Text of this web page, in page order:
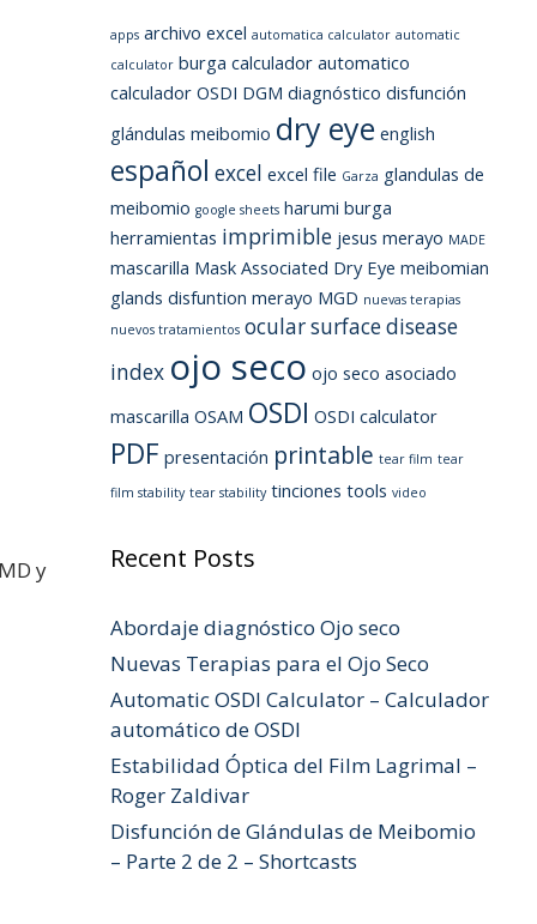
y
apps archivo excel automatica calculator automatic
calculator burga calculador automatico
calculador OSDI DGM diagnóstico disfunción
glándulas meibomio dry eye english
español excel excel file Garza glandulas de
meibomio google sheets harumi burga
herramientas imprimible jesus merayo MADE
mascarilla Mask Associated Dry Eye meibomian
glands disfuntion merayo MGD nuevas terapias
nuevos tratamientos ocular surface disease
index ojo seco ojo seco asociado
mascarilla OSAM OSDI OSDI calculator
PDF presentación printable tear film tear
film stability tear stability tinciones tools video
Recent Posts
Abordaje diagnóstico Ojo seco
Nuevas Terapias para el Ojo Seco
Automatic OSDI Calculator – Calculador
automático de OSDI
Estabilidad Óptica del Film Lagrimal –
Roger Zaldivar
Disfunción de Glándulas de Meibomio
– Parte 2 de 2 – Shortcasts